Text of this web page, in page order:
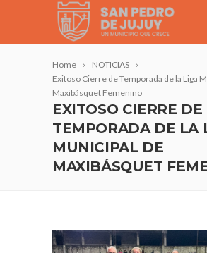
Home
NOTICIAS
Exitoso Cierre de Temporada de la Liga
Maxibásquet Femenino
EXITOSO CIERRE DE
TEMPORADA DE LA
MUNICIPAL DE
MAXIBÁSQUET